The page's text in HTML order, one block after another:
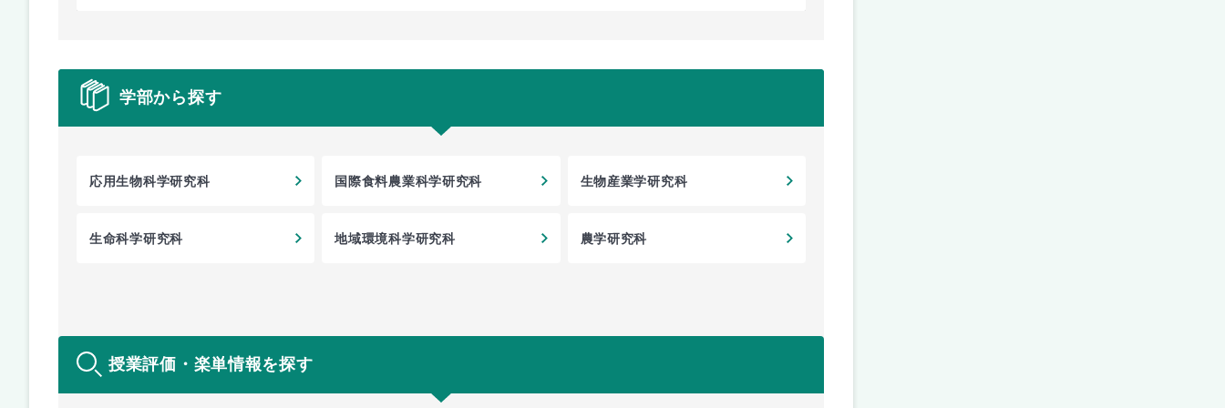
学部から探す
応用生物科学研究科 国際食料農業科学研究科 生物産業学研究科
生命科学研究科 地域環境科学研究科 農学研究科
授業評価・楽単情報を探す